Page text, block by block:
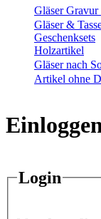
Gläser Gravur
Gläser &
Geschenksets
Holzartikel
Gläser nach
Artikel ohne
Login